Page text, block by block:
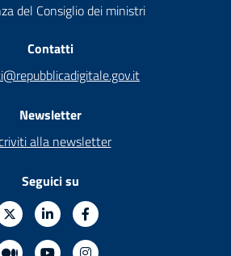
del Consiglio dei ministri
Contatti
Newsletter
alla newsletter
Seguici su